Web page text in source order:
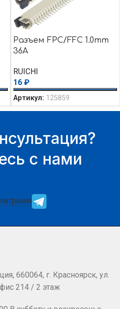
Разъем FPC/FFC 1.0mm
36A
RUICHI
16 ₽
Артикул: 125859
с нами
660064, г. Красноярск, ул.
214 / 2 этаж